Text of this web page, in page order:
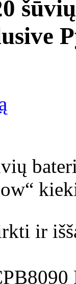
ir